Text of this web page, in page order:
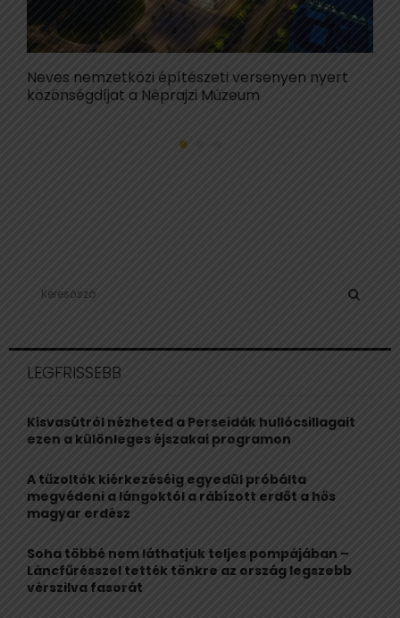
Neves nemzetközi építészeti versenyen nyert
közönségdíjat a Néprajzi Múzeum
h
o
r
LEGFRISSEBB
Kisvasútról nézheted a Perseidák hullócsillagait
ezen a különleges éjszakai programon
A tűzoltók kiérkezéséig egyedül próbálta
megvédeni a lángoktól a rábízott erdőt a hős
magyar erdész
Soha többé nem láthatjuk teljes pompájában –
Láncfűrésszel tették tönkre az ország legszebb
vérszilva fasorát